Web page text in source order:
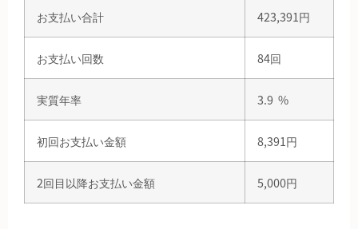
お支払い合計 423,391円
お支払い回数 84回
実質年率 3.9 %
初回お支払い金額 8,391円
2回目以降お支払い金額 5,000円